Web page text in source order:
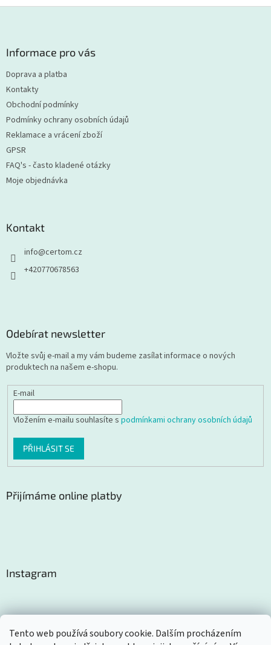
Tento web používá soubory cookie. Dalším procházením
Informace pro vás
Doprava a platba
Kontakty
Obchodní podmínky
Podmínky ochrany osobních údajů
Reklamace a vrácení zboží
GPSR
FAQ's - často kladené otázky
Moje objednávka
Kontakt
info@certom.cz
+420770678563
Odebírat newsletter
Vložte svůj e-mail a my vám budeme zasílat informace o nových
produktech na našem e-shopu.
E-mail
Vložením e-mailu souhlasíte s podmínkami ochrany osobních údajů
PŘIHLÁSIT SE
Přijímáme online platby
Instagram